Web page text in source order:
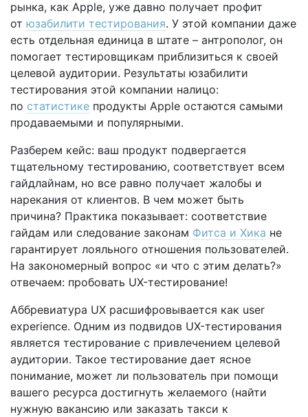
рынка, как Apple, уже давно получает профит
от юзабилити тестирования. У этой компании даже
есть отдельная единица в штате – антрополог, он
помогает тестировщикам приблизиться к своей
целевой аудитории. Результаты юзабилити
тестирования этой компании налицо:
по статистике продукты Apple остаются самыми
продаваемыми и популярными.
Разберем кейс: ваш продукт подвергается
тщательному тестированию, соответствует всем
гайдлайнам, но все равно получает жалобы и
нарекания от клиентов. В чем может быть
причина? Практика показывает: соответствие
гайдам или следование законам Фитса и Хика не
гарантирует лояльного отношения пользователей.
На закономерный вопрос «и что с этим делать?»
отвечаем: пробовать UX-тестирование!
Аббревиатура UX расшифровывается как user
experience. Одним из подвидов UX-тестирования
является тестирование с привлечением целевой
аудитории. Такое тестирование дает ясное
понимание, может ли пользователь при помощи
вашего ресурса достигнуть желаемого (найти
нужную вакансию или заказать такси к